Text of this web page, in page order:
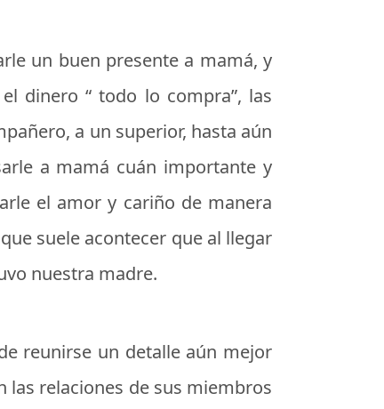
un buen presente a mamá, y
dinero “ todo lo compra”, las
a un superior, hasta aún
a mamá cuán importante y
el amor y cariño de manera
suele acontecer que al llegar
nuestra madre.
reunirse un detalle aún mejor
las relaciones de sus miembros